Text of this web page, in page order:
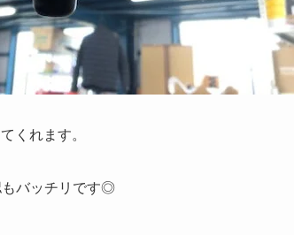
くれます。
もバッチリです◎